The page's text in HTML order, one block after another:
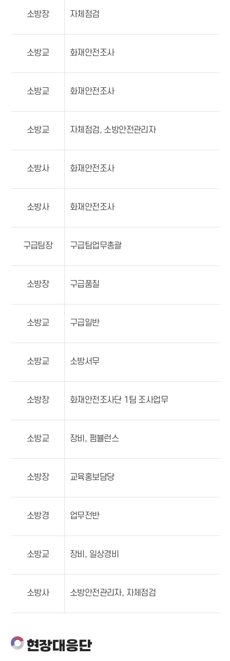
소방장 자체점검
소방교 화재안전조사
소방교 화재안전조사
소방교 자체점검, 소방안전관리자
소방사 화재안전조사
소방사 화재안전조사
구급팀장 구급팀업무총괄
소방장 구급품질
소방교 구급일반
소방교 소방서무
소방장 화재안전조사단 1팀 조사업무
소방교 장비, 펌뷸런스
소방장 교육홍보담당
소방경 업무전반
소방교 장비, 일상경비
소방사 소방안전관리자, 자체점검
현장대응단